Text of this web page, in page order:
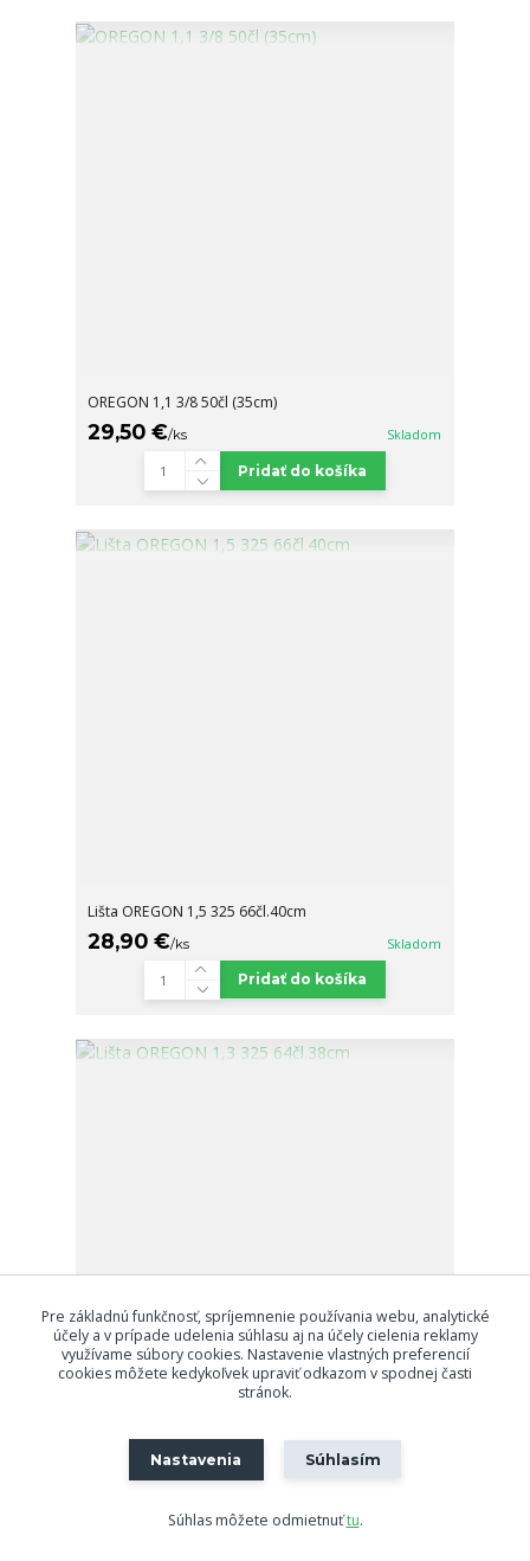
OREGON 1,1 3/8 50čl (35cm)
29,50 €/ks Skladom
Pridať do košíka
Lišta OREGON 1,5 325 66čl.40cm
28,90 €/ks Skladom
Pridať do košíka
28,90 € ks
Pre základnú funkčnosť, spríjemnenie používania webu, analytické
účely a v prípade udelenia súhlasu aj na účely cielenia reklamy
využívame súbory cookies. Nastavenie vlastných preferencií
cookies môžete kedykoľvek upraviť odkazom v spodnej časti
stránok.
Nastavenia Súhlasím
Súhlas môžete odmietnuťtu.